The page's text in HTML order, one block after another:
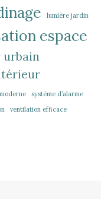
lumière jardin
espace
urbain
système d’alarme
ventilation efficace